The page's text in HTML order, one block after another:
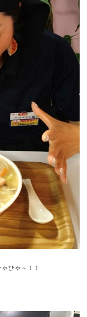
ひゃ～！！